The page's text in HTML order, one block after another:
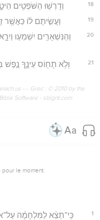
18 וְדָרְשׁ֥וּ הַשֹּׁפְטִ֖ים
19 וַעֲשִׂ֣יתֶם ל֔וֹ כַּאֲשֶׁ֥ר
20
וְהַנִּשְׁאָרִ֖ים יִשְׁמְע֣וּ
21 וְלֹ֥א תָח֖וֹס עֵינֶ֑ךָ נֶ֣פֶשׁ
--- Grec : © 2010 by the
Software - sblgnt.com
le moment.
1
כִּֽי־תֵצֵ֨א לַמִּלְחָמָ֜ה